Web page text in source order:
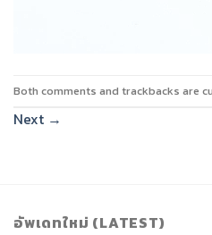
Both comments and trackbacks are
Next →
อัพเดทใหม่ (LATEST)